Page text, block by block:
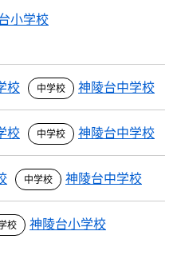
小学校
校 神陵台中学校
校 神陵台中学校
神陵台中学校
神陵台小学校